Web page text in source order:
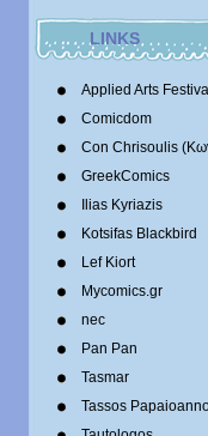
LINKS
Applied Arts Festival
Comicdom
Con Chrisoulis
GreekComics
Ilias Kyriazis
Kotsifas Blackbird
Lef Kiort
Mycomics.gr
nec
Pan Pan
Tasmar
Tassos